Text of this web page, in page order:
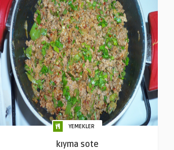
YEMEKLER
kıyma sote